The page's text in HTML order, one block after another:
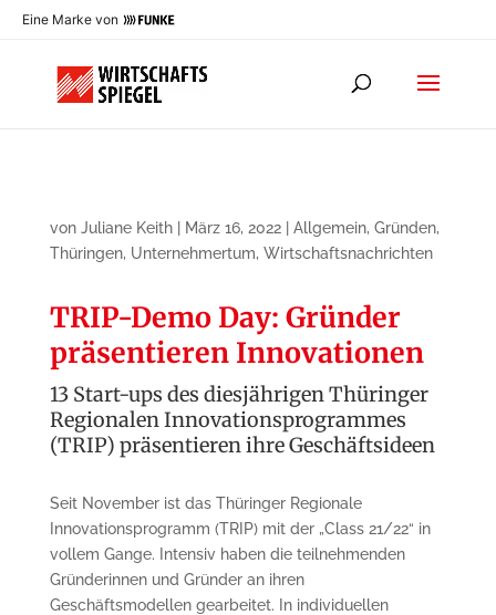
Eine Marke von
von Juliane Keith| März 16, 2022| Allgemein, Gründen,
Thüringen, Unternehmertum, Wirtschaftsnachrichten
TRIP-Demo Day: Gründer
präsentieren Innovationen
13 Start-ups des diesjährigen Thüringer
Regionalen Innovationsprogrammes
(TRIP) präsentieren ihre Geschäftsideen
Seit November ist das Thüringer Regionale
Innovationsprogramm (TRIP) mit der „Class 21/22“ in
vollem Gange. Intensiv haben die teilnehmenden
Gründerinnen und Gründer an ihren
Geschäftsmodellen gearbeitet. In individuellen